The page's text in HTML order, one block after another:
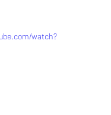
watch?